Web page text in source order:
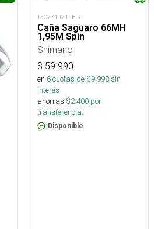
TEC271021FE-R
Caña Saguaro 66MH
1,95M Spin
Shimano
$ 59.990
en 6cuotas de $9.998sin
interés
ahorras $2.400 por
transferencia.
Disponible